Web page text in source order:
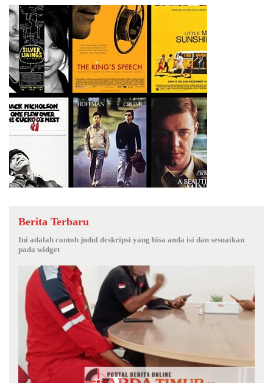
Berita Terbaru
Ini adalah contoh judul deskripsi yang bisa anda isi dan sesuaikan
pada widget